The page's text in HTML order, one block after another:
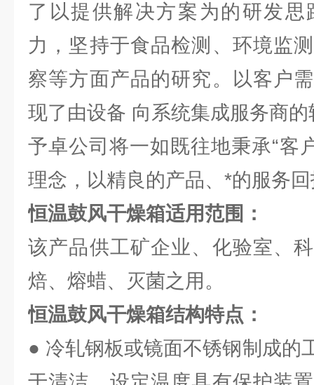
了以提供解决方案为的研发
力，坚持于食品检测、环境监
察等方面产品的研究。以客户
现了由设备 向系统集成服务商的
予卓公司将一如既往地秉承“客
理念，以精良的产品、*的服务
恒温鼓风干燥箱适用范围：
该产品供工矿企业、化验室、
焙、熔蜡、灭菌之用。
恒温鼓风干燥箱结构特点：
● 冷轧钢板或镜面不锈钢制成的